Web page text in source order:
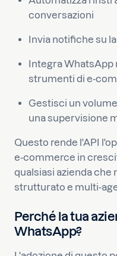
conversazioni
Invia notifiche su
Integra WhatsApp
strumenti di e-
Gestisci un
una supervisione
Questo rende l'API
e-commerce in
qualsiasi azienda che
strutturato e multi-
Perché la tua
WhatsApp?